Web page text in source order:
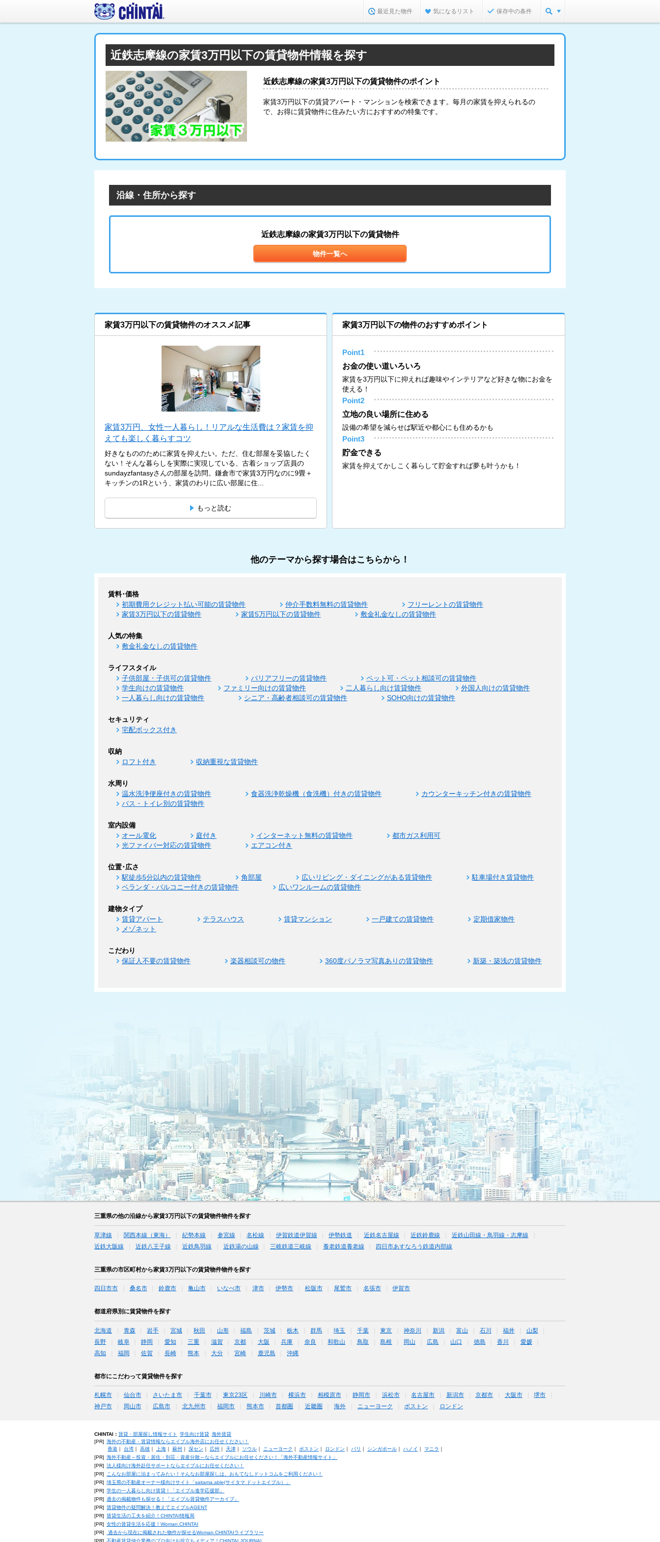
最近見た物件 気になるリスト 保存中の条件
近鉄志摩線の家賃3万円以下の賃貸物件情報を探す
近鉄志摩線の家賃3万円以下の賃貸物件のポイント
家賃3万円以下の賃貸アパート・マンションを検索できます。毎月の家賃を抑えられるの
で、お得に賃貸物件に住みたい方におすすめの特集です。
沿線・住所から探す
近鉄志摩線の家賃3万円以下の賃貸物件
物件一覧へ
家賃3万円以下の賃貸物件のオススメ記事
家賃3万円、女性一人暮らし！リアルな生活費は？家賃を抑
えても楽しく暮らすコツ
好きなもののために家賃を抑えたい。ただ、住む部屋を妥協したく
ない！そんな暮らしを実際に実現している、古着ショップ店員の
sundayzfantasyさんの部屋を訪問。鎌倉市で家賃3万円なのに9畳＋
キッチンの1Rという、家賃のわりに広い部屋に住...
もっと読む
家賃3万円以下の物件のおすすめポイント
Point1
お金の使い道いろいろ
家賃を3万円以下に抑えれば趣味やインテリアなど好きな物にお金を
使える！
Point2
立地の良い場所に住める
設備の希望を減らせば駅近や都心にも住めるかも
Point3
貯金できる
家賃を抑えてかしこく暮らして貯金すれば夢も叶うかも！
他のテーマから探す場合はこちらから！
賃料･価格
初期費用クレジット払い可能の賃貸物件 仲介手数料無料の賃貸物件
フリーレントの賃貸物件
家賃3万円以下の賃貸物件
家賃5万円以下の賃貸物件 敷金礼金なしの賃貸物件
人気の特集
敷金礼金なしの賃貸物件
ライフスタイル
子供部屋・子供可の賃貸物件 バリアフリーの賃貸物件
ペット可・ペット相談可の賃貸物件
学生向けの賃貸物件
ファミリー向けの賃貸物件 二人暮らし向け賃貸物件
外国人向けの賃貸物件
一人暮らし向けの賃貸物件
シニア・高齢者相談可の賃貸物件 SOHO向けの賃貸物件
セキュリティ
宅配ボックス付き
収納
ロフト付き 収納重視な賃貸物件
水周り
温水洗浄便座付きの賃貸物件 食器洗浄乾燥機（食洗機）付きの賃貸物件
カウンターキッチン付きの賃貸物件
バス・トイレ別の賃貸物件
室内設備
オール電化 庭付き インターネット無料の賃貸物件
都市ガス利用可
光ファイバー対応の賃貸物件
エアコン付き
位置･広さ
駅徒歩5分以内の賃貸物件 角部屋 広いリビング・ダイニングがある賃貸物件
駐車場付き賃貸物件
ベランダ・バルコニー付きの賃貸物件
広いワンルームの賃貸物件
建物タイプ
賃貸アパート テラスハウス 賃貸マンション 一戸建ての賃貸物件
定期借家物件
メゾネット
こだわり
保証人不要の賃貸物件 楽器相談可の物件 360度パノラマ写真ありの賃貸物件 新築・築浅の賃貸物件
三重県の他の沿線から家賃3万円以下の賃貸物件物件を探す
草津線 関西本線（東海） 紀勢本線 参宮線 名松線 伊賀鉄道伊賀線 伊勢鉄道 近鉄名古屋線 近鉄鈴鹿線
近鉄山田線・鳥羽線・志摩線
近鉄大阪線
近鉄八王子線 近鉄鳥羽線 近鉄湯の山線 三岐鉄道三岐線 養老鉄道養老線 四日市あすなろう鉄道内部線
三重県の市区町村から家賃3万円以下の賃貸物件物件を探す
四日市市 桑名市 鈴鹿市 亀山市 いなべ市 津市 伊勢市 松阪市 尾鷲市 名張市 伊賀市
都道府県別に賃貸物件を探す
北海道 青森 岩手 宮城 秋田 山形 福島 茨城 栃木 群馬 埼玉 千葉 東京 神奈川 新潟 富山 石川 福井
山梨
長野
岐阜 静岡 愛知 三重 滋賀 京都 大阪 兵庫 奈良 和歌山 鳥取 島根 岡山 広島 山口 徳島 香川
愛媛
高知
福岡 佐賀 長崎 熊本 大分 宮崎 鹿児島 沖縄
都市にこだわって賃貸物件を探す
札幌市 仙台市 さいたま市 千葉市 東京23区 川崎市 横浜市 相模原市 静岡市 浜松市 名古屋市 新潟市 京都市 大阪市
堺市
神戸市
岡山市 広島市 北九州市 福岡市 熊本市 首都圏 近畿圏 海外 ニューヨーク ボストン ロンドン
CHINTAI： 賃貸・部屋探し情報サイト 学生向け賃貸 海外賃貸
[PR] 海外の不動産・賃貸情報ならエイブル海外店にお任せください！
香港｜ 台湾｜ 高雄｜ 上海｜ 蘇州 ｜ 深セン ｜ 広州 ｜ 天津｜ ソウル｜ ニューヨーク ｜ ボストン ｜ ロンドン ｜ パリ ｜ シンガポール｜ ハノイ ｜ マニラ ｜
[PR] 海外不動産～投資・居住・別荘・資産分散～ならエイブルにお任せください！「海外不動産情報サイト」
[PR] 法人様向け海外赴任サポートならエイブルにお任せください！
[PR]
こんなお部屋に泊まってみたい！そんなお部屋探しは、おもてなしドットコムをご利用ください！
[PR] 埼玉県の不動産オーナー様向けサイト「saitama.able(サイタマ ドットエイブル）」
[PR] 学生の一人暮らし向け賃貸！「エイブル進学応援部」
[PR] 過去の掲載物件も探せる！「エイブル賃貸物件アーカイブ」
[PR] 賃貸物件の疑問解決！教えてエイブルAGENT
[PR] 賃貸生活の工夫を紹介！CHINTAI情報局
[PR] 女性の賃貸生活を応援！Woman.CHINTAI
[PR]
過去から現在に掲載された物件が探せるWoman.CHINTAIライブラリー
[PR] 不動産賃貸仲介業務のプロ向けお役立ちメディア！CHINTAI JOURNAL